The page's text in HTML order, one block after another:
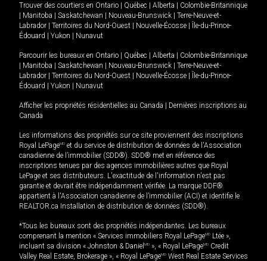
Trouver des courtiers en Ontario | Québec | Alberta | Colombie-Britannique
| Manitoba | Saskatchewan | Nouveau-Brunswick | Terre-Neuve-et-
Labrador | Territoires du Nord-Ouest | Nouvelle-Écosse | Île-du-Prince-
Édouard | Yukon | Nunavut
Parcourir les bureaux en Ontario | Québec | Alberta | Colombie-Britannique
| Manitoba | Saskatchewan | Nouveau-Brunswick | Terre-Neuve-et-
Labrador | Territoires du Nord-Ouest | Nouvelle-Écosse | Île-du-Prince-
Édouard | Yukon | Nunavut
Afficher les propriétés résidentielles au Canada | Dernières inscriptions au
Canada
Les informations des propriétés sur ce site proviennent des inscriptions
Royal LePageMD et du service de distribution de données de l'Association
canadienne de l’immobilier (SDD®). SDD® met en référence des
inscriptions tenues par des agences immobilières autres que Royal
LePage et ses distributeurs. L'exactitude de l'information n'est pas
garantie et devrait être indépendamment vérifiée. La marque DDF®
appartient à l'Association canadienne de l’immobilier (ACI) et identifie le
REALTOR.ca Installation de distribution de données (SDD®).
*Tous les bureaux sont des propriétés indépendantes. Les bureaux
comprenant la mention « Services immobiliers Royal LePageMD Ltée »,
incluant sa division « Johnston & Daniel MD », « Royal LePageMD Credit
Valley Real Estate, Brokerage », « Royal LePageMD West Real Estate Services